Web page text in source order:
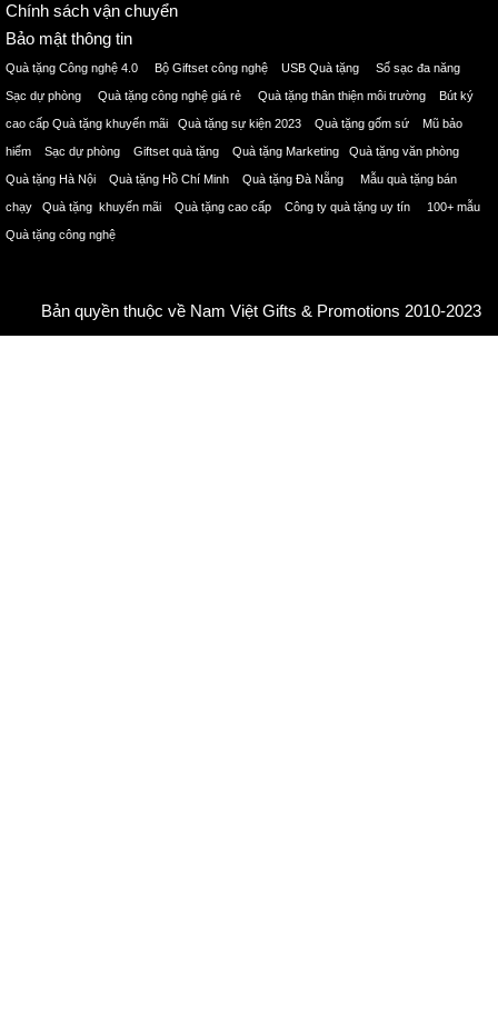
Chính sách vận chuyển
Bảo mật thông tin
Quà tặng Công nghệ 4.0 Bộ Giftset công nghệ USB Quà tặng Sổ sạc đa năng
Sạc dự phòng Quà tặng công nghệ giá rẻ Quà tặng thân thiện môi trường Bút ký
cao cấp Quà tặng khuyến mãi Quà tặng sự kiện 2023 Quà tặng gốm sứ Mũ bảo
hiểm Sạc dự phòng Giftset quà tặng Quà tặng Marketing Quà tặng văn phòng
Quà tặng Hà Nội Quà tặng Hồ Chí Minh Quà tặng Đà Nẵng Mẫu quà tặng bán
chạy Quà tặng khuyến mãi Quà tặng cao cấp Công ty quà tặng uy tín 100+ mẫu
Quà tặng công nghệ
Bản quyền thuộc về Nam Việt Gifts & Promotions 2010-2023